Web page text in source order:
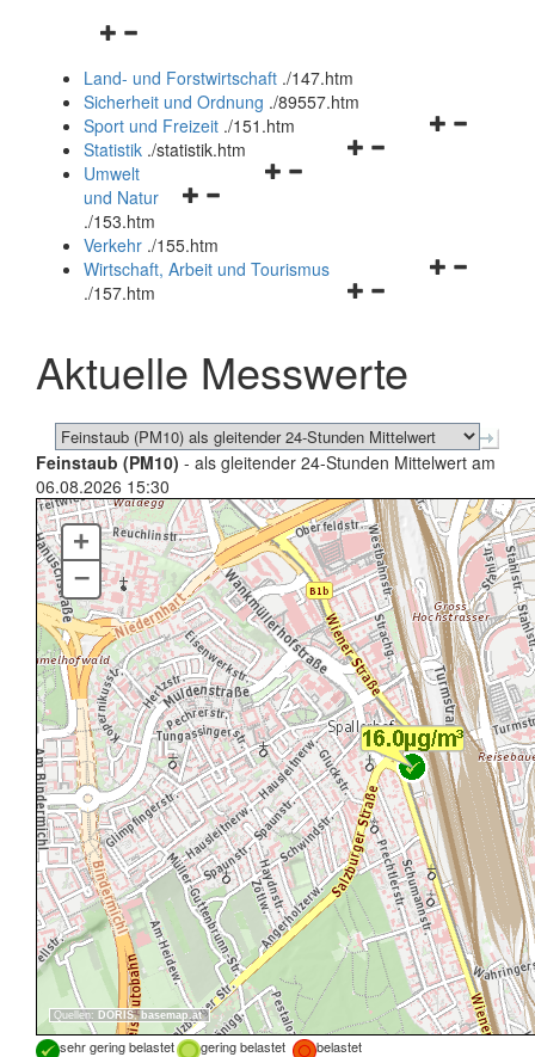
Navigationsmenü
und
schließen
Land- und Forstwirtschaft ./147.htm
Sicherheit und Ordnung ./89557.htm
Navigationsmenü
Sport und Freizeit ./151.htm
Navigationsmenü
Statistik ./statistik.htm
Navigationsmenü
und
schließen
Umwelt
und Natur
./153.htm
Verkehr ./155.htm
Navigationsmenü
schließen
Wirtschaft, Arbeit und Tourismus
./157.htm
Aktuelle Messwerte
Feinstaub (PM10) - als gleitender 24-Stunden Mittelwert am
06.08.2026 15:30
Quellen: DORIS, basemap.at
+
–
sehr gering belastet gering belastet
belastet